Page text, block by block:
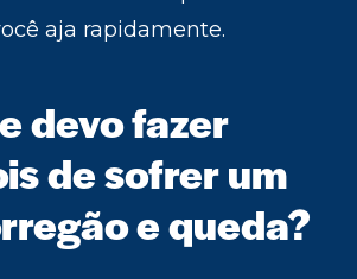
aja rapidamente.
devo fazer
de sofrer um
e queda?